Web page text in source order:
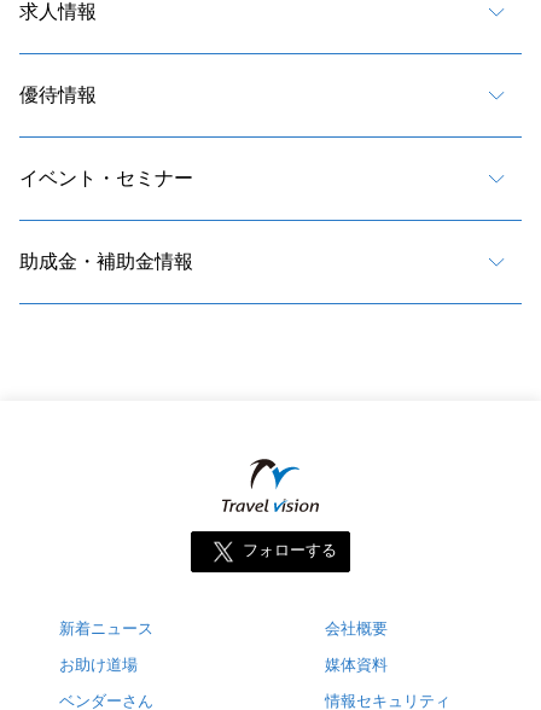
求人情報
優待情報
イベント・セミナー
助成金・補助金情報
フォローする
新着ニュース
お助け道場
ベンダーさん
会社概要
媒体資料
情報セキュリティ